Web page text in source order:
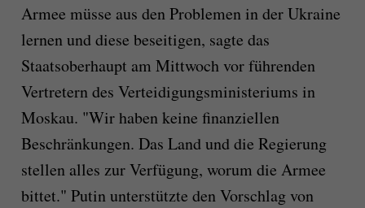
Armee müsse aus den Problemen in der Ukraine
lernen und diese beseitigen, sagte das
Staatsoberhaupt am Mittwoch vor führenden
Vertretern des Verteidigungsministeriums in
Moskau. "Wir haben keine finanziellen
Beschränkungen. Das Land und die Regierung
stellen alles zur Verfügung, worum die Armee
bittet." Putin unterstützte den Vorschlag von